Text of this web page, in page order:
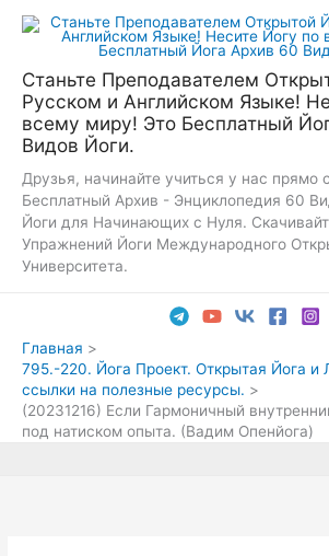
Перейти
Станьте Преподавателем
Русском и Английском Языке!
всему миру! Это Бесплатный
Видов Йоги.
Друзья, начинайте учиться у нас прямо
Бесплатный Архив - Энциклопедия 60
Йоги для Начинающих с Нуля.
Упражнений Йоги Международного
Университета.
Главная
795.-220. Йога Проект. Открытая Йога и
ссылки на полезные ресурсы.
(20231216) Если Гармоничный
под натиском опыта. (Вадим Опенйога)